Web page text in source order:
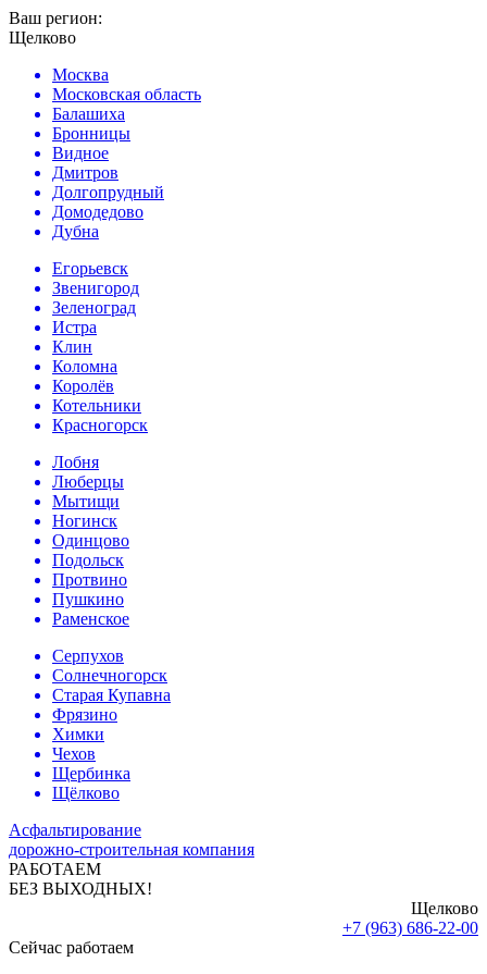
Ваш регион:
Щелково
Москва
Московская область
Балашиха
Бронницы
Видное
Дмитров
Долгопрудный
Домодедово
Дубна
Егорьевск
Звенигород
Зеленоград
Истра
Клин
Коломна
Королёв
Котельники
Красногорск
Лобня
Люберцы
Мытищи
Ногинск
Одинцово
Подольск
Протвино
Пушкино
Раменское
Серпухов
Солнечногорск
Старая Купавна
Фрязино
Химки
Чехов
Щербинка
Щёлково
Асфальтирование
дорожно-строительная компания
РАБОТАЕМ
БЕЗ ВЫХОДНЫХ!
Щелково
+7 (963) 686-22-00
Сейчас работаем